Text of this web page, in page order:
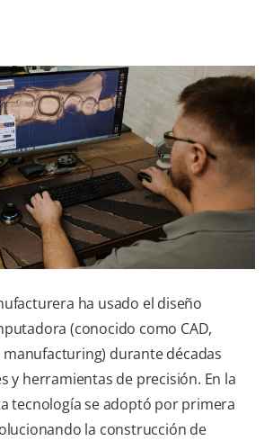
PARA PROFESIONALES
CUPONES
SUSCRÍBETE
ha usado el diseño
(conocido como CAD,
durante décadas
y herramientas de precisión. En la
tecnología se adoptó por primera
la construcción de